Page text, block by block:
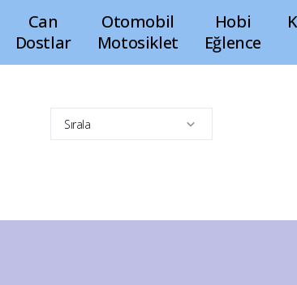
Can
Dostlar
Otomobil
Motosiklet
Hobi
Eğlence
Sırala